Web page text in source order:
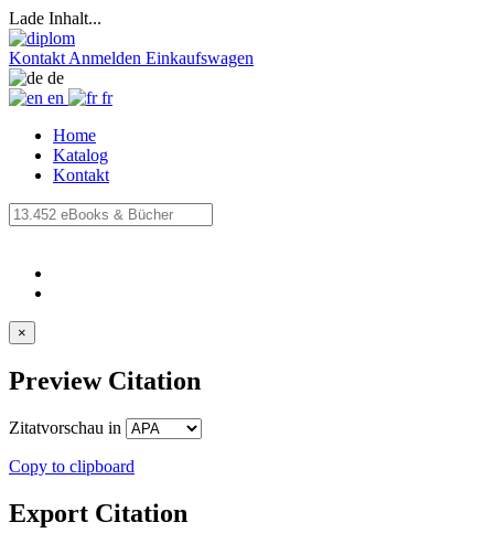
Lade Inhalt...
Kontakt Anmelden Einkaufswagen
de
en
fr
Home
Katalog
Kontakt
×
Preview Citation
Zitatvorschau in
Copy to clipboard
Export Citation